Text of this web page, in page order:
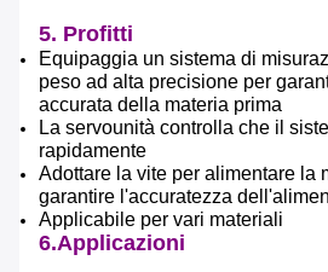
Lasciate un
Ti
5. Profitti
Equipaggia un sistema di
peso ad alta precisione per
accurata della materia prima
La servounità controlla che il
rapidamente
Adottare la vite per alimentare la
garantire l'accuratezza
Applicabile per vari materiali
6.Applicazioni